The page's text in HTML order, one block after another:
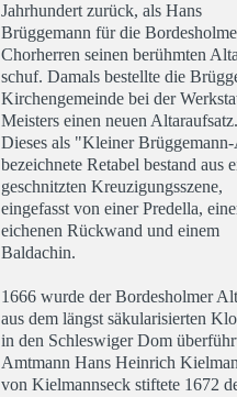
Jahrhundert zurück, als Hans
Brüggemann für die
Chorherren seinen berühmten
schuf. Damals bestellte die
Kirchengemeinde bei der
Meisters einen neuen Altaraufsatz.
Dieses als "Kleiner
bezeichnete Retabel bestand aus
geschnitzten Kreuzigungsszene,
eingefasst von einer Predella,
eichenen Rückwand und einem
Baldachin.
1666 wurde der Bordesholmer
aus dem längst säkularisierten
in den Schleswiger Dom
Amtmann Hans Heinrich
von Kielmannseck stiftete 1672